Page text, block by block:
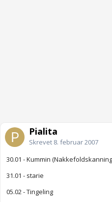
Pialita
Skrevet 8. februar 2007
30.01 - Kummin
31.01 - starie
05.02 - Tingeling